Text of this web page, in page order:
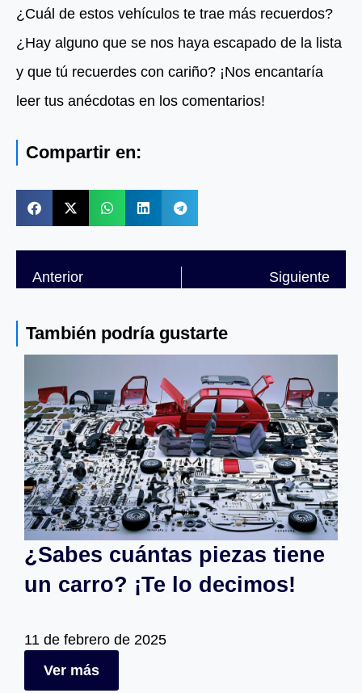
¿Cuál de estos vehículos te trae más recuerdos?
¿Hay alguno que se nos haya escapado de la lista
y que tú recuerdes con cariño? ¡Nos encantaría
leer tus anécdotas en los comentarios!
Compartir en:
Siguiente
Anterior
También podría gustarte
¿Sabes cuántas piezas tiene
un carro? ¡Te lo decimos!
11 de febrero de 2025
Ver más